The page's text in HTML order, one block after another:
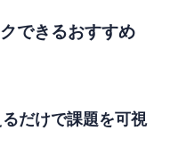
できるおすすめ
だけで課題を可視